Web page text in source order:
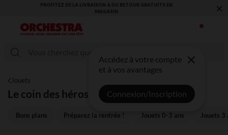
VOUS ALLEZ ADORER LA RENTRÉE ! DÉCOUVREZ LA NOUVELLE
COLLECTION !
×
Accédez à votre compte
et à vos avantages
Connexion/Inscription
Jouets
Le coin des héros
Bons plans Préparez la rentrée ! Jouets 0-3 ans Jouets 3